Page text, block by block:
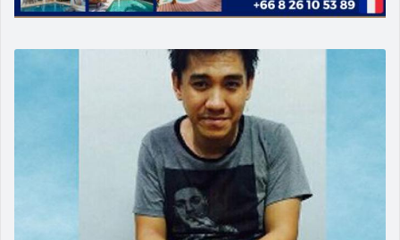
Campagne de sécurité routière ‘Seven Days of Danger’ de